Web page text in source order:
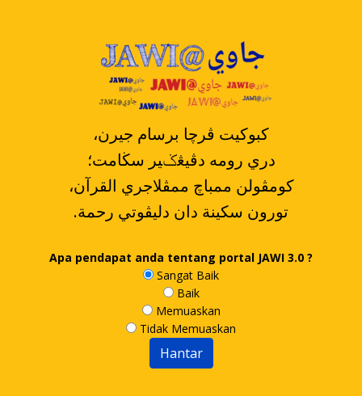
،کبوکيت ڤرچا برسام جيرن
دري رومه دڤيڠݢير سڬامت؛
،کومڤولن ممباچ ممڤلاجري القرآن
.تورون سکينة دان دليڤوتي رحمة
Apa pendapat anda tentang portal JAWI 3.0 ?
Sangat Baik
Baik
Memuaskan
Tidak Memuaskan